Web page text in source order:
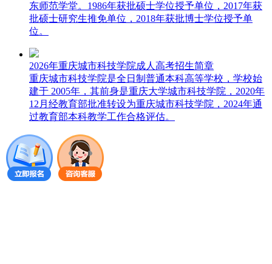
东师范学堂。1986年获批硕士学位授予单位，2017年获
批硕士研究生推免单位，2018年获批博士学位授予单
位。
2026年重庆城市科技学院成人高考招生简章
重庆城市科技学院是全日制普通本科高等学校，学校始
建于 2005年，其前身是重庆大学城市科技学院，2020年
12月经教育部批准转设为重庆城市科技学院，2024年通
过教育部本科教学工作合格评估。